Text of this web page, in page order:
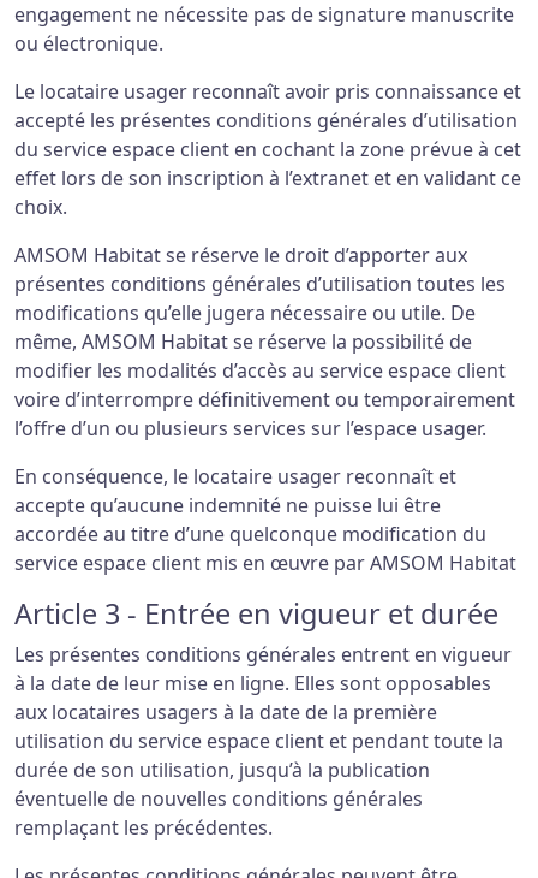
engagement ne nécessite pas de signature manuscrite
ou électronique.
Le locataire usager reconnaît avoir pris connaissance et
accepté les présentes conditions générales d’utilisation
du service espace client en cochant la zone prévue à cet
effet lors de son inscription à l’extranet et en validant ce
choix.
AMSOM Habitat se réserve le droit d’apporter aux
présentes conditions générales d’utilisation toutes les
modifications qu’elle jugera nécessaire ou utile. De
même, AMSOM Habitat se réserve la possibilité de
modifier les modalités d’accès au service espace client
voire d’interrompre définitivement ou temporairement
l’offre d’un ou plusieurs services sur l’espace usager.
En conséquence, le locataire usager reconnaît et
accepte qu’aucune indemnité ne puisse lui être
accordée au titre d’une quelconque modification du
service espace client mis en œuvre par AMSOM Habitat
Article 3 - Entrée en vigueur et durée
Les présentes conditions générales entrent en vigueur
à la date de leur mise en ligne. Elles sont opposables
aux locataires usagers à la date de la première
utilisation du service espace client et pendant toute la
durée de son utilisation, jusqu’à la publication
éventuelle de nouvelles conditions générales
remplaçant les précédentes.